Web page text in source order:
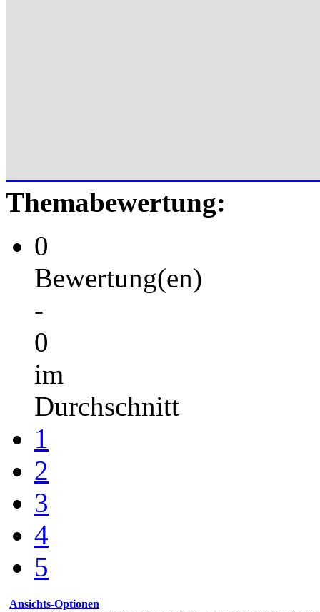
Themabewertung:
0
Bewertung(en)
-
0
im
Durchschnitt
1
2
3
4
5
Ansichts-Optionen